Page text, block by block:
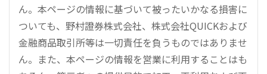
ん。本ページの情報に基づいて被ったいかなる損害に
ついても、野村證券株式会社、株式会社QUICKおよび
金融商品取引所等は一切責任を負うものではありませ
ん。また、本ページの情報を営業に利用することはも